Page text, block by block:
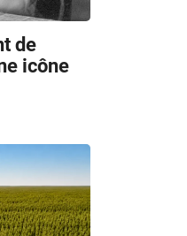
de
icône